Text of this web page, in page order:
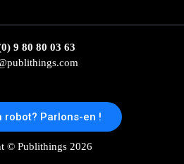
9 80 80 03 63
robot? Parlons-en !
© Publithings 2026